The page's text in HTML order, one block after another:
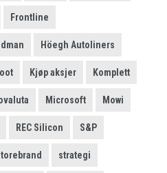
Frontline
Höegh Autoliners
Kjøp aksjer Komplett
Microsoft Mowi
REC Silicon S&P
strategi